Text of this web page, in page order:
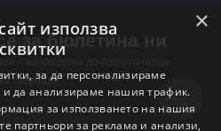
за бюлетина ни
седмица .
×
използва
за да персонализираме
да анализираме нашия трафик.
за използването на нашия
партньори за реклама и анализи,